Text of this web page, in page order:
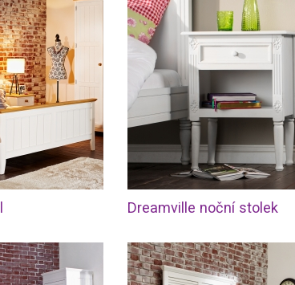
Dreamville noční stolek